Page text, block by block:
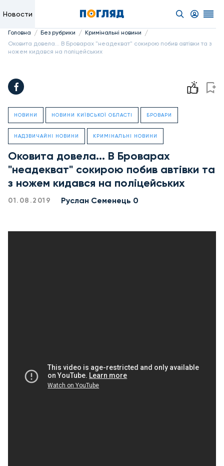
Новости
Головна / Без рубрики / Кримінальні новини /
Оковита довела... В Броварах "неадекват" сокирою побив автівки та з
ножем кидався на поліцейських
НОВИНИ НОВИНИ КИЇВСЬКОЇ ОБЛАСТІ БРОВАРИ
НАДЗВИЧАЙНІ НОВИНИ КРИМІНАЛЬНІ НОВИНИ
Оковита довела... В Броварах
"неадекват" сокирою побив автівки та
з ножем кидався на поліцейських
01.08.2019 Руслан Семенець 0